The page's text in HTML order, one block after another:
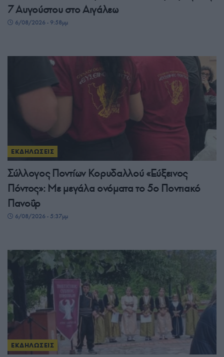
7 Αυγούστου στο Αιγάλεω
6/08/2026 - 9:58μμ
ΕΚΔΗΛΩΣΕΙΣ
Σύλλογος Ποντίων Κορυδαλλού «Εύξεινος
Πόντος»: Με μεγάλα ονόματα το 5ο Ποντιακό
Πανοΰρ
6/08/2026 - 5:37μμ
ΕΚΔΗΛΩΣΕΙΣ